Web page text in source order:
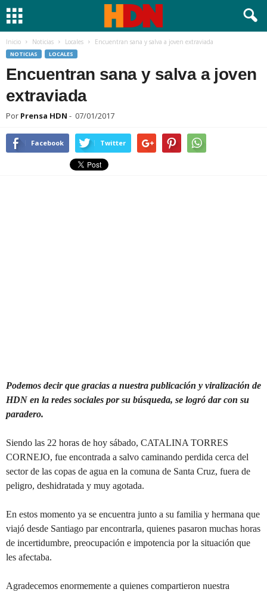
Inicio Noticias Locales Encuentran sana y salva a joven extraviada
NOTICIAS LOCALES
Encuentran sana y salva a joven
extraviada
Por Prensa HDN - 07/01/2017
Facebook Twitter
Podemos decir que gracias a nuestra publicación y viralización de
HDN en la redes sociales por su búsqueda, se logró dar con su
paradero.
Siendo las 22 horas de hoy sábado, CATALINA TORRES
CORNEJO, fue encontrada a salvo caminando perdida cerca del
sector de las copas de agua en la comuna de Santa Cruz, fuera de
peligro, deshidratada y muy agotada.
En estos momento ya se encuentra junto a su familia y hermana que
viajó desde Santiago par encontrarla, quienes pasaron muchas horas
de incertidumbre, preocupación e impotencia por la situación que
les afectaba.
Agradecemos enormemente a quienes compartieron nuestra